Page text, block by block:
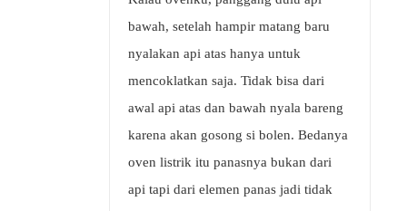
bawah, setelah hampir matang baru
nyalakan api atas hanya untuk
mencoklatkan saja. Tidak bisa dari
awal api atas dan bawah nyala bareng
karena akan gosong si bolen. Bedanya
oven listrik itu panasnya bukan dari
api tapi dari elemen panas jadi tidak